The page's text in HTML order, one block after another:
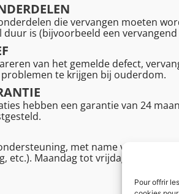
Pour offrir
die vervangen moeten
is (bijvoorbeeld een
van het gemelde defect,
te krijgen bij ouderdom.
hebben een garantie van 24
met name voor de
etc.). Maandag tot vrijdag van 08.30